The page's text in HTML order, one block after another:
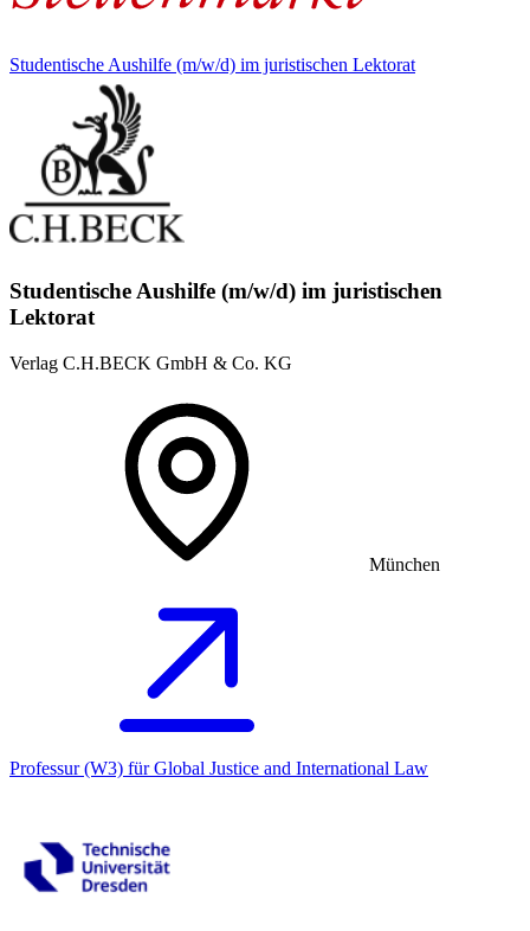
Studentische Aushilfe (m/w/d) im juristischen Lektorat
Studentische Aushilfe (m/w/d) im juristischen
Lektorat
Verlag C.H.BECK GmbH & Co. KG
München
Professur (W3) für Global Justice and International Law